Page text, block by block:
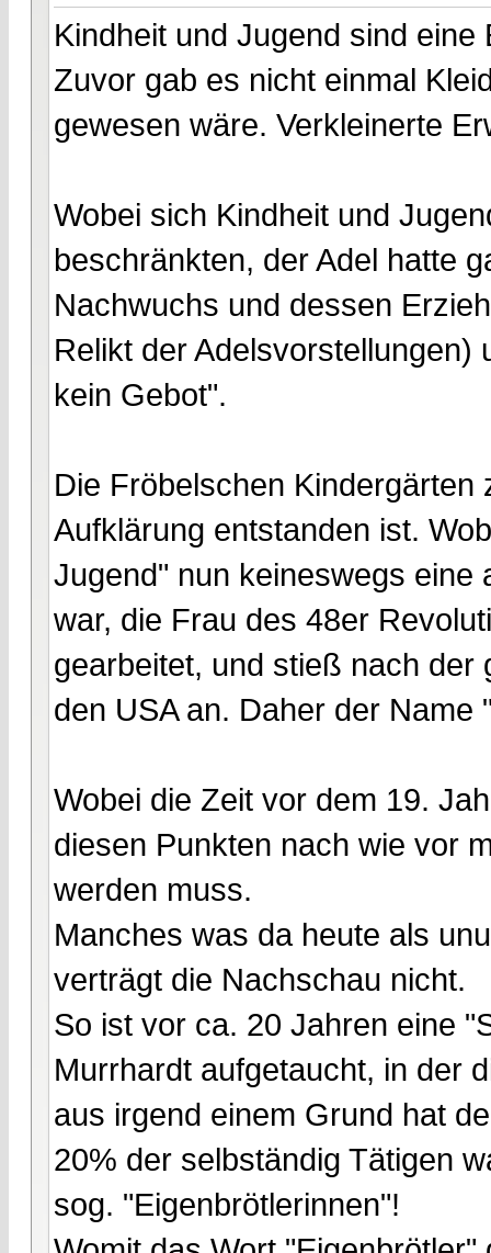
Kindheit und Jugend sind
Zuvor gab es nicht einmal
gewesen wäre. Verkleinerte
Wobei sich Kindheit und
beschränkten, der Adel hatte
Nachwuchs und dessen
Relikt der
kein Gebot".
Die Fröbelschen
Aufklärung entstanden ist.
Jugend" nun keineswegs eine
war, die Frau des 48er
gearbeitet, und stieß nach der
den USA an. Daher der Name
Wobei die Zeit vor dem 19.
diesen Punkten nach wie vor
werden muss.
Manches was da heute als
verträgt die Nachschau nicht.
So ist vor ca. 20 Jahren eine
Murrhardt aufgetaucht, in der
aus irgend einem Grund hat
20% der selbständig Tätigen
sog. "Eigenbrötlerinnen"!